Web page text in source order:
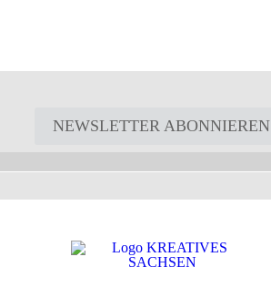
NEWSLETTER ABONNIEREN